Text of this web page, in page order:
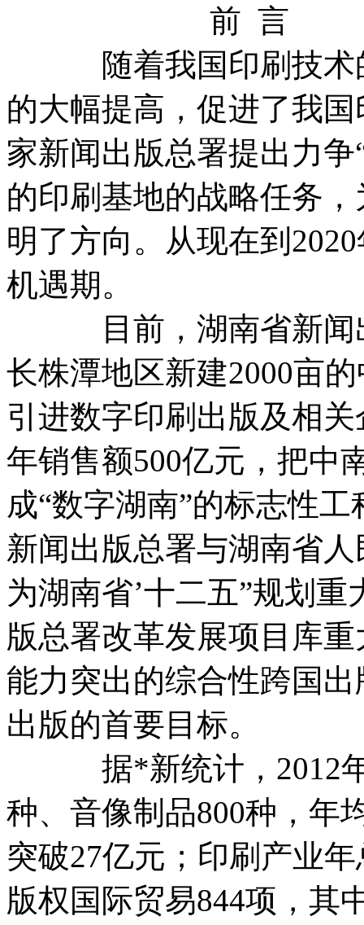
前 言
随着我国印刷技术的
的大幅提高，促进了我
家新闻出版总署提出力
的印刷基地的战略任务
明了方向。从现在到
机遇期。
目前，湖南省新闻出
长株潭地区新建2000亩
引进数字印刷出版及相
年销售额500亿元，把中
成“数字湖南”的标志性
新闻出版总署与湖南省
为湖南省’十二五”规划
版总署改革发展项目库
能力突出的综合性跨国
出版的首要目标。
据*新统计，2012年
种、音像制品800种，年
突破27亿元；印刷产业
版权国际贸易844项，其